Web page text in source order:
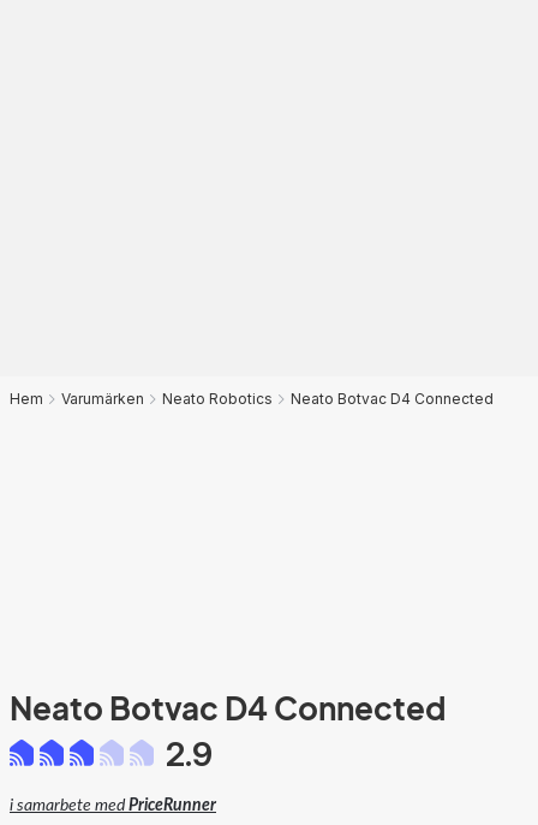
Hem Varumärken Neato Robotics Neato Botvac D4 Connected
Neato Botvac D4 Connected
2.9
i samarbete med PriceRunner